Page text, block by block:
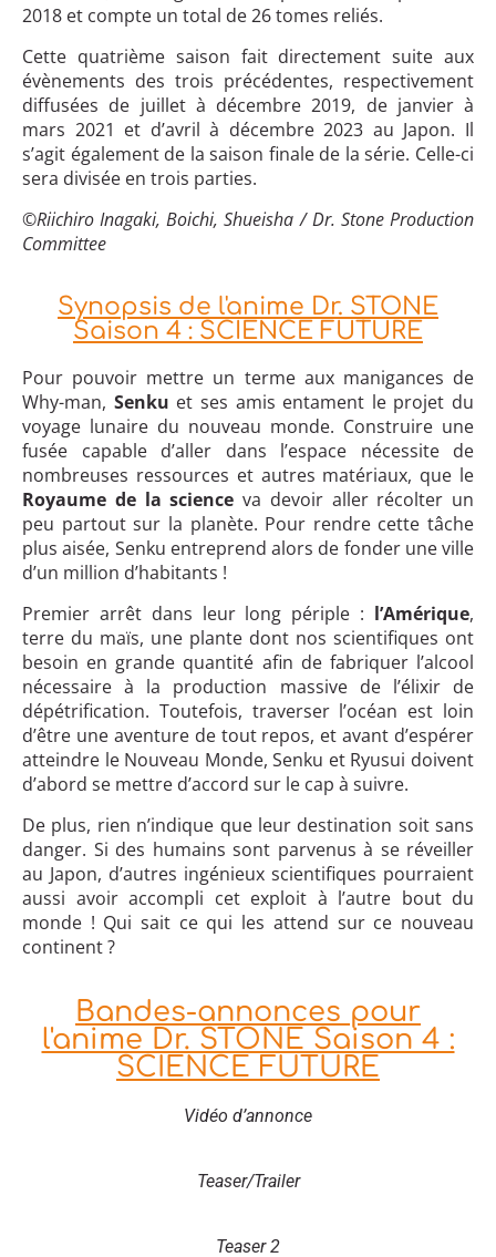
2018 et compte un total de 26 tomes reliés.
Cette quatrième saison fait directement suite aux
évènements des trois précédentes, respectivement
diffusées de juillet à décembre 2019, de janvier à
mars 2021 et d’avril à décembre 2023 au Japon. Il
s’agit également de la saison finale de la série. Celle-ci
sera divisée en trois parties.
©Riichiro Inagaki, Boichi, Shueisha / Dr. Stone Production
Committee
Synopsis de l'anime Dr. STONE
Saison 4 : SCIENCE FUTURE
Pour pouvoir mettre un terme aux manigances de
Why-man, Senku et ses amis entament le projet du
voyage lunaire du nouveau monde. Construire une
fusée capable d’aller dans l’espace nécessite de
nombreuses ressources et autres matériaux, que le
Royaume de la science va devoir aller récolter un
peu partout sur la planète. Pour rendre cette tâche
plus aisée, Senku entreprend alors de fonder une ville
d’un million d’habitants !
Premier arrêt dans leur long périple : l’Amérique,
terre du maïs, une plante dont nos scientifiques ont
besoin en grande quantité afin de fabriquer l’alcool
nécessaire à la production massive de l’élixir de
dépétrification. Toutefois, traverser l’océan est loin
d’être une aventure de tout repos, et avant d’espérer
atteindre le Nouveau Monde, Senku et Ryusui doivent
d’abord se mettre d’accord sur le cap à suivre.
De plus, rien n’indique que leur destination soit sans
danger. Si des humains sont parvenus à se réveiller
au Japon, d’autres ingénieux scientifiques pourraient
aussi avoir accompli cet exploit à l’autre bout du
monde ! Qui sait ce qui les attend sur ce nouveau
continent ?
Bandes-annonces pour
l'anime Dr. STONE Saison 4 :
SCIENCE FUTURE
Vidéo d’annonce
Teaser/Trailer
Teaser 2